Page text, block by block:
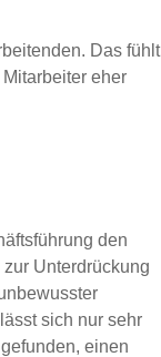
Das fühlt
eher
den
Unterdrückung
sich nur sehr
einen